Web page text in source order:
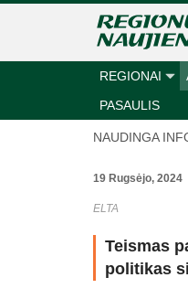
REGIONAI
PASAULIS
NAUDINGA
19 Rugsėjo, 2024
ELTA
Teismas
politikas